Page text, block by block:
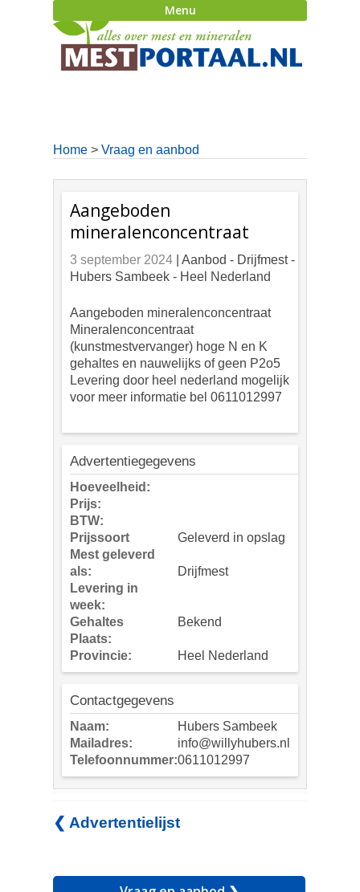
Menu
Home > Vraag en aanbod
Aangeboden
mineralenconcentraat
3 september 2024 | Aanbod - Drijfmest -
Hubers Sambeek - Heel Nederland
Aangeboden mineralenconcentraat
Mineralenconcentraat
(kunstmestvervanger) hoge N en K
gehaltes en nauwelijks of geen P2o5
Levering door heel nederland mogelijk
voor meer informatie bel 0611012997
Advertentiegegevens
Hoeveelheid:
Prijs:
BTW:
Prijssoort
Geleverd in opslag
Mest geleverd
als:
Drijfmest
Levering in
week:
Gehaltes
Bekend
Plaats:
Provincie:
Heel Nederland
Contactgegevens
Naam:
Hubers Sambeek
Mailadres:
info@willyhubers.nl
Telefoonnummer:0611012997
❮ Advertentielijst